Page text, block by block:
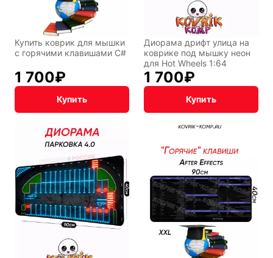
Купить коврик для мышки
с горячими клавишами C#
1 700₽
Купить
Диорама дрифт улица на
коврике под мышку неон
для Hot Wheels 1:64
1 700₽
Купить